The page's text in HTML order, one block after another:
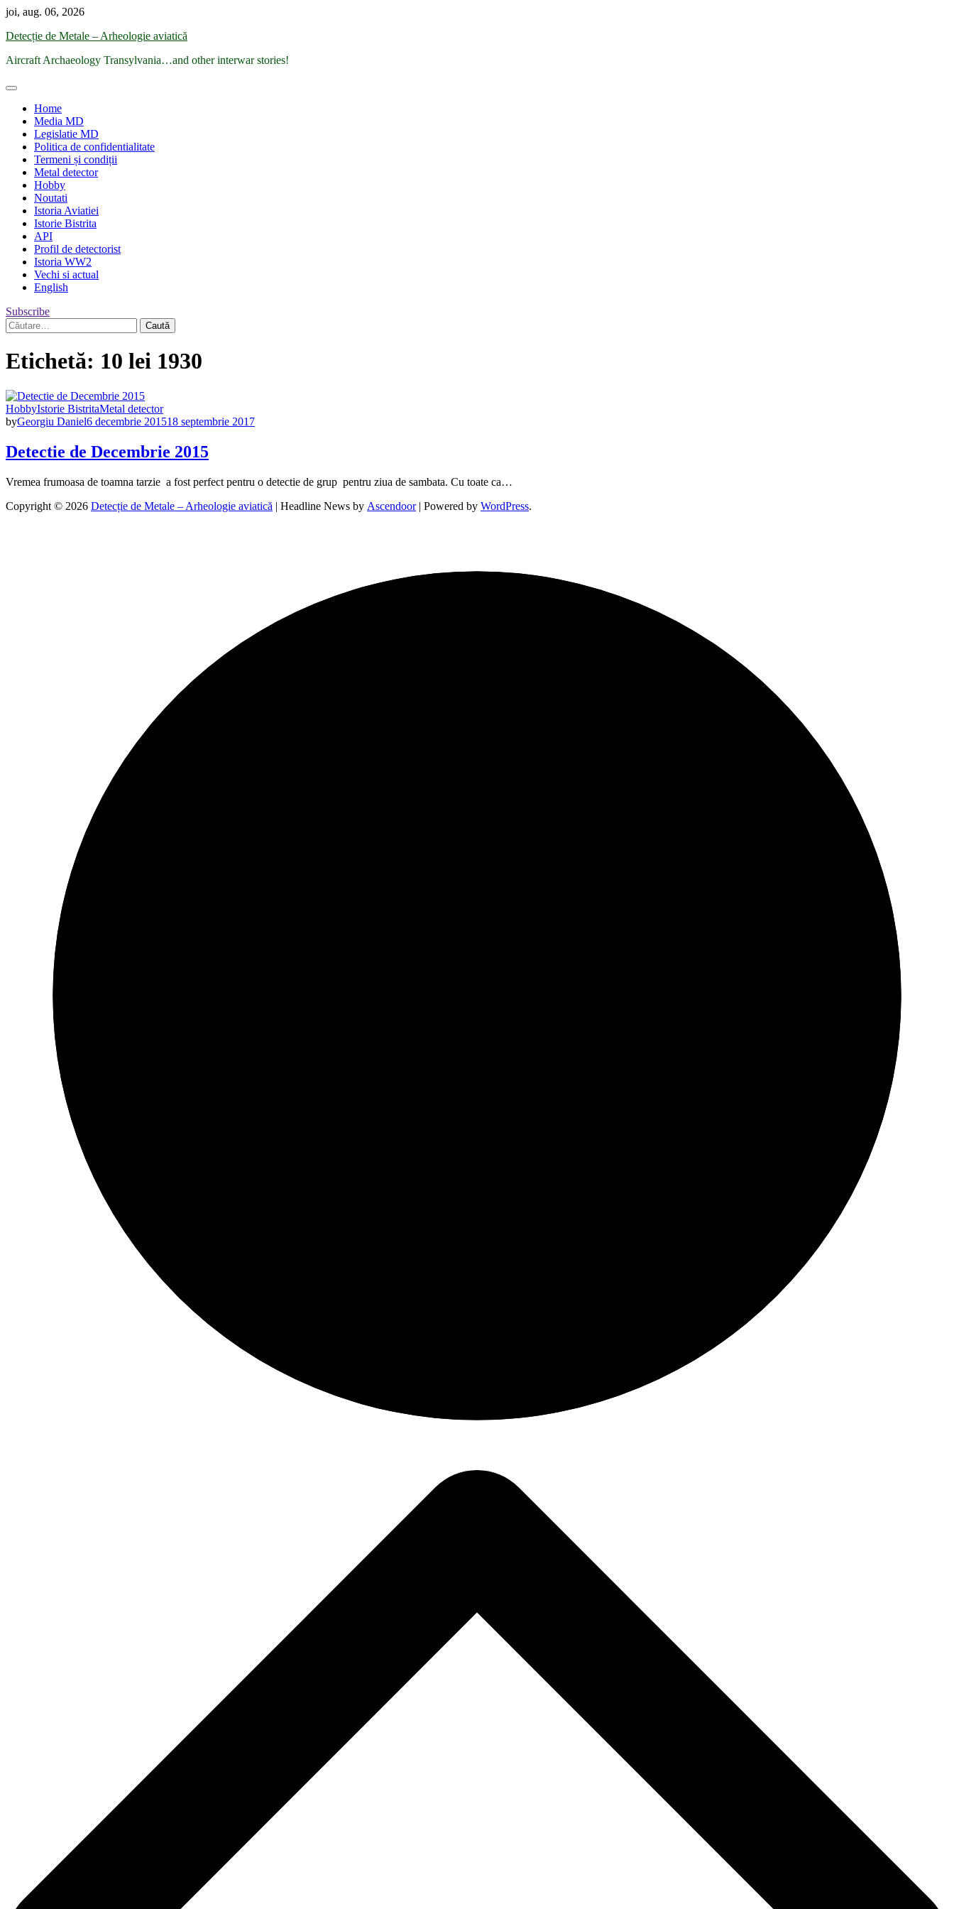
Skip
content
joi, aug. 06, 2026
Detecție de Metale – Arheologie aviatică
Aircraft Archaeology Transylvania…and other interwar stories!
Home
Media MD
Legislatie MD
Politica de confidentialitate
Termeni și condiții
Metal detector
Hobby
Noutati
Istoria Aviatiei
Istorie Bistrita
API
Profil de detectorist
Istoria WW2
Vechi si actual
English
Subscribe
Caută
după:
Etichetă: 10 lei 1930
HobbyIstorie BistritaMetal detector
byGeorgiu Daniel6 decembrie 201518 septembrie 2017
Detectie de Decembrie 2015
Vremea frumoasa de toamna tarzie a fost perfect pentru o detectie de grup pentru ziua de sambata. Cu toate ca…
Copyright © 2026 Detecție de Metale – Arheologie aviatică | Headline News by Ascendoor| Powered by WordPress.